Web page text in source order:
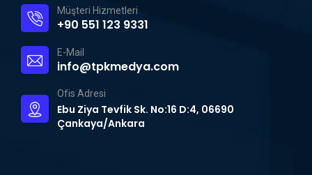
Müşteri Hizmetleri
+90 551 123 9331
E-Mail
info@tpkmedya.com
Ofis Adresi
Ebu Ziya Tevfik Sk. No:16 D:4, 06690
Çankaya/Ankara